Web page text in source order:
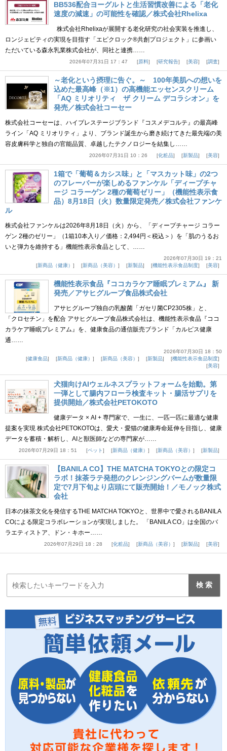
BB536配合ヨーグルトと生活習慣改善による「老化
速度の減速」の可能性を確認／株式会社Rhelixa
株式会社Rhelixaが展開する老化研究の社会実装を推進し、
ロンジェビティの実現を目指す「エピクロック®共創プロジェクト」に参画い
ただいている森永乳業株式会社が、同社と連携……
2026年07月31日 17：47 原料 研究報告 美容 調査
～老化という摂理に告ぐ。～ 100年美肌への想いを
込めた最高峰（※1）の高機能エッセンスクリーム
「AQ ミリオリティ ザ クリーム デコラシオン」を
発売／株式会社コーセー
株式会社コーセーは、ハイプレステージブランド『コスメデコルテ』の最高峰
ライン「AQ ミリオリティ」より、ブランド誕生から磨き続けてきた最先端の美
容皮膚科学と独自の官能品質、卓越したテクノロジーを結集し……
2026年07月31日 10：26 化粧品 新製品 美容
1箱で「葡萄＆カシス味」と「マスカット味」の2つ
のフレーバーが楽しめるファンケル「ディープチャ
ージ コラーゲン 2種の葡萄ゼリー」（機能性表示食
品）8月18日（火）数量限定発売／株式会社ファンケ
ル
株式会社ファンケルは2026年8月18日（火）から、「ディープチャージ コラー
ゲン 2種のゼリー」（1箱10本入り／価格：2,494円＜税込＞）を「肌のうるお
いと弾力を維持する」機能性表示食品として、……
2026年07月30日 19：21
新商品（健康）
新商品（美容） 新製品 機能性表示食品制度 美容
機能性表示食品『ココカラケア睡眠プレミアム』 新
発売／アサヒグループ食品株式会社
アサヒグループ独自の乳酸菌「ガセリ菌CP2305株」と、
「クロセチン」を配合 アサヒグループ食品株式会社は、機能性表示食品『ココ
カラケア睡眠プレミアム』を、健康食品の通信販売ブランド「カルピス健康
通……
2026年07月30日 18：50
健康食品
新商品（健康） 新商品（美容） 新製品
機能性表示食品制度
美容
犬猫向けAIウェルネスプラットフォームを始動。第
一弾として腸内フローラ検査キット・腸活サプリを
提供開始／株式会社PETOKOTO
健康データ × AI + 専門家で、一生に、一匹一匹に最適な健康
提案を実現 株式会社PETOKOTOは、愛犬・愛猫の健康寿命延伸を目指し、健康
データを蓄積・解析し、AIと獣医師などの専門家が……
2026年07月29日 18：51 ペット 新商品（健康） 新商品（美容） 新製品
【BANILA CO】THE MATCHA TOKYOとの限定コ
ラボ！抹茶ラテ発想のクレンジングバームが数量限
定で7月下旬より店頭にて販売開始！／モノック株式
会社
日本の抹茶文化を発信するTHE MATCHA TOKYOと、世界中で愛されるBANILA
COによる限定コラボレーションが実現しました。 「BANILA CO」は全国のバ
ラエティストア、ドン・キホー……
2026年07月29日 18：28 化粧品 新商品（美容） 新製品 美容